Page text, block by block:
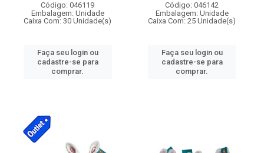
Código: 046119
Embalagem: Unidade
Caixa Com: 30 Unidade(s)
Faça seu login ou
cadastre-se para
comprar.
Código: 046142
Embalagem: Unidade
Caixa Com: 25 Unidade(s)
Faça seu login ou
cadastre-se para
comprar.